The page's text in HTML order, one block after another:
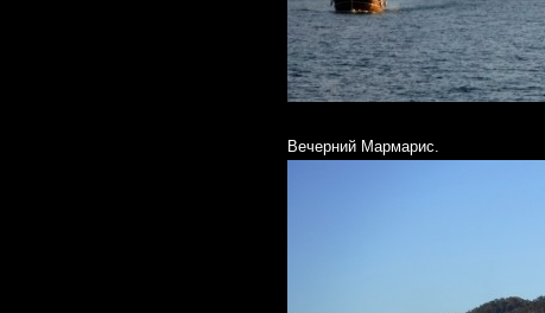
Вечерний Мармарис.